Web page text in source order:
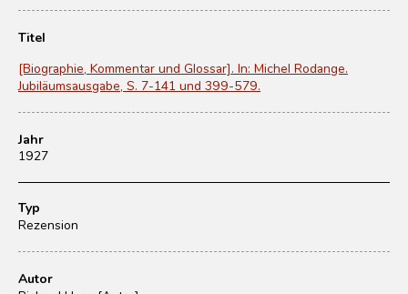
Titel
[Biographie, Kommentar und Glossar]. In: Michel Rodange.
Jubiläumsausgabe, S. 7-141 und 399-579.
Jahr
1927
Typ
Rezension
Autor